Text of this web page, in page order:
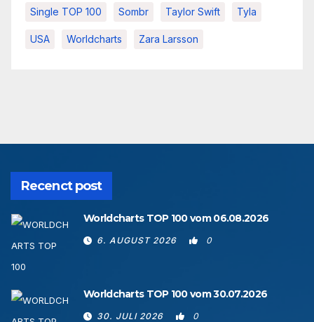
Single TOP 100 Sombr Taylor Swift Tyla
USA Worldcharts Zara Larsson
Recenct post
Worldcharts TOP 100 vom 06.08.2026
6. AUGUST 2026 0
Worldcharts TOP 100 vom 30.07.2026
30. JULI 2026 0